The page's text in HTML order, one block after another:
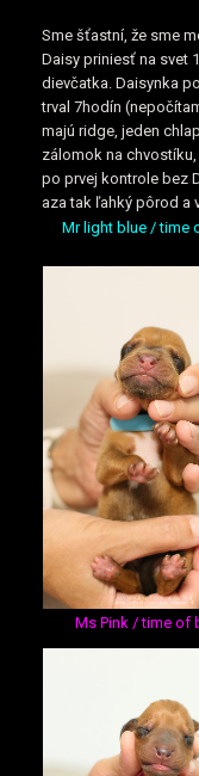
Sme šťastní, že sme
Daisy priniesť na svet
dievčatka. Daisynka
trval 7hodín
majú ridge, jeden
zálomok na
po prvej kontrole bez
aza tak ľahký pôrod a
Mr light blue / time
Ms Pink / time of